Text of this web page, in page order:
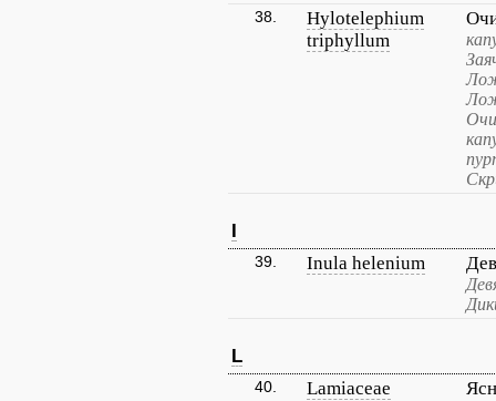
38.
Hylotelephium
triphyllum
I
39. Inula helenium
L
40. Lamiaceae